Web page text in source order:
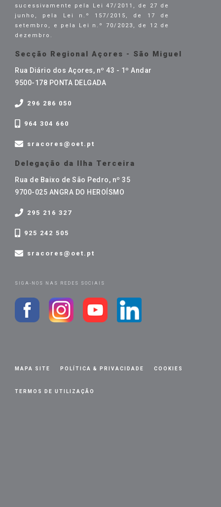
sucessivamente pela Lei 47/2011, de 27 de
junho, pela Lei n.º 157/2015, de 17 de
setembro, e pela Lei n.º 70/2023, de 12 de
dezembro.
Secção Regional Açores - São Miguel
Rua Diário dos Açores, nº 43 - 1º Andar
9500-178 PONTA DELGADA
296 286 050
964 304 660
sracores@oet.pt
Delegação da Ilha Terceira
Rua de Baixo de São Pedro, nº 35
9700-025 ANGRA DO HEROÍSMO
295 216 327
925 242 505
sracores@oet.pt
SIGA-NOS NAS REDES SOCIAIS
MAPA SITE POLÍTICA & PRIVACIDADE COOKIES
TERMOS DE UTILIZAÇÃO